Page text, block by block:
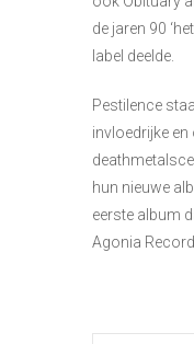
de jaren 90
label deelde.
Pestilence
invloedrijke
hun nieuwe
eerste album
Agonia